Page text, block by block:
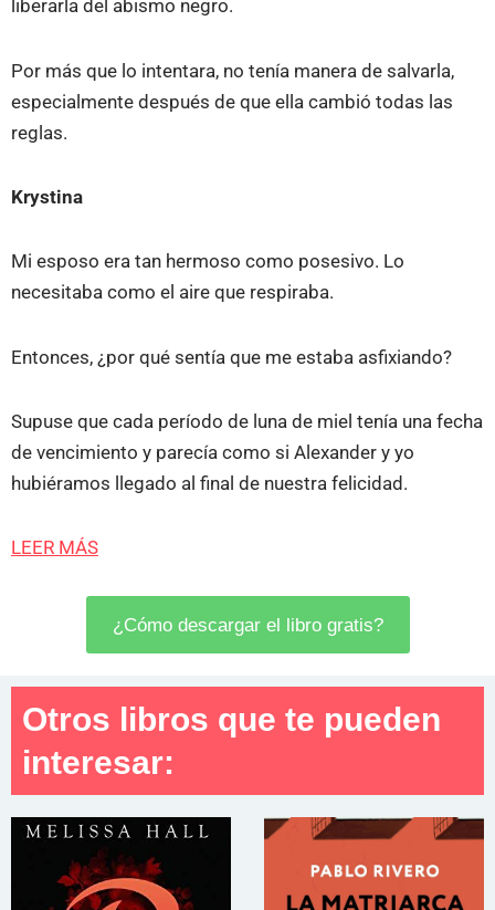
liberarla del abismo negro.
Por más que lo intentara, no tenía manera de salvarla,
especialmente después de que ella cambió todas las
reglas.
Krystina
Mi esposo era tan hermoso como posesivo. Lo
necesitaba como el aire que respiraba.
Entonces, ¿por qué sentía que me estaba asfixiando?
Supuse que cada período de luna de miel tenía una fecha
de vencimiento y parecía como si Alexander y yo
hubiéramos llegado al final de nuestra felicidad.
LEER MÁS
¿Cómo descargar el libro gratis?
Otros libros que te pueden
interesar: